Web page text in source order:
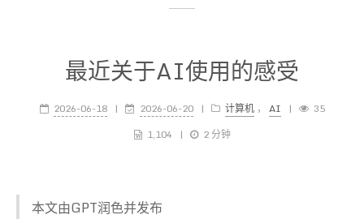
最近关于AI使用的感受
2026-06-18 2026-06-20 计算机， AI
35
1,104
2 分钟
本文由GPT润色并发布